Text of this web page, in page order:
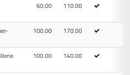
60.00 110.00
100.00 170.00
100.00 140.00